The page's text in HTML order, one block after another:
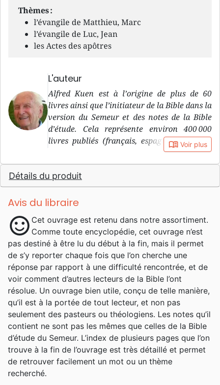
Thèmes :
l’évangile de Matthieu, Marc
l’évangile de Luc, Jean
les Actes des apôtres
L'auteur
Alfred Kuen est à l’origine de plus de 60
livres ainsi que l’initiateur de la Bible dans la
version du Semeur et des notes de la Bible
d’étude. Cela représente environ 400 000
livres publiés (français, espagnol, italien...)
sans compter les centaines de milliers de
Bibles dans la version du Semeur, auxquels
Alfred Kuen a contribué. Né à Strasbourg le
31.8.1921, Alfred est le seul enfant d’Albert
Kuen et Lina, née Kaetzel. Il a une enfance
Sa maman joue un rôle important dans sa
vie, puisque depuis tout petit, elle prie et
chante des cantiques avec lui. Elle lui donne
un bel exemple de vie chrétienne consacrée,
et lui transmet sa confiance en Dieu. Élevé
dans l’église luthérienne d’Alsace-Lorraine, il
fait sa confirmation à 14 ans. Cette
expérience est marquante, parce qu’il prend
au sérieux cet engagement avec Dieu et cela
forme la base de sa foi personnelle. Comme il
n’a ni frère ni sœur, ses parents ont la bonne
idée de l’envoyer aux réunions de l’UCJG
(Union Chrétienne de Jeunes Gens) pour
book_open Voir plus
Détails du produit
Avis du libraire
sentiment_satisfied Cet ouvrage est retenu dans notre assortiment.
Comme toute encyclopédie, cet ouvrage n’est
pas destiné à être lu du début à la fin, mais il permet
de s’y reporter chaque fois que l’on cherche une
réponse par rapport à une difficulté rencontrée, et de
voir comment d’autres lecteurs de la Bible l’ont
résolue. Un ouvrage bien utile, conçu de telle manière,
qu’il est à la portée de tout lecteur, et non pas
seulement des pasteurs ou théologiens. Les notes qu’il
contient ne sont pas les mêmes que celles de la Bible
d’étude du Semeur. L’index de plusieurs pages que l’on
trouve à la fin de l’ouvrage est très détaillé et permet
de retrouver facilement un mot ou un thème
recherché.